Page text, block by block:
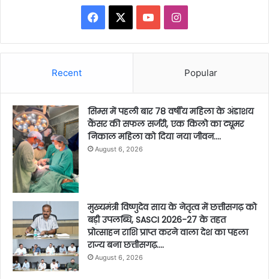
Facebook YouTubeInstagram
Recent Popular
सिम्स में पहली बार 78 वर्षीय महिला के अंडाशय
कैंसर की सफल सर्जरी, एक किलो का ट्यूमर
निकाल महिला को दिया नया जीवन….
August 6, 2026
मुख्यमंत्री विष्णुदेव साय के नेतृत्व में छत्तीसगढ़ को
बड़ी उपलब्धि, SASCI 2026-27 के तहत
प्रोत्साहन राशि प्राप्त करने वाला देश का पहला
राज्य बना छत्तीसगढ़….
August 6, 2026